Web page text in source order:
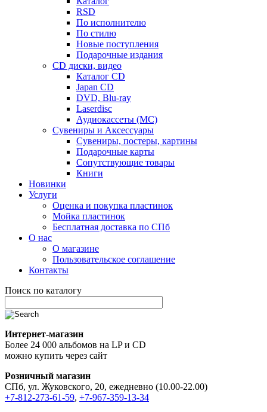
RSD
По исполнителю
По стилю
Новые поступления
Подарочные издания
CD диски, видео
Каталог CD
Japan CD
DVD, Blu-ray
Laserdisc
Аудиокассеты (MC)
Сувениры и Аксессуары
Сувениры, постеры, картины
Подарочные карты
Сопутствующие товары
Книги
Новинки
Услуги
Оценка и покупка пластинок
Мойка пластинок
Бесплатная доставка по СПб
О нас
О магазине
Пользовательское соглашение
Контакты
Поиск по каталогу
Интернет-магазин
Более 24 000 альбомов на LP и CD
можно купить через сайт
Розничный магазин
СПб, ул. Жуковского, 20, ежедневно (10.00-22.00)
+7-812-273-61-59, +7-967-359-13-34